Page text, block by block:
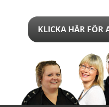
KLICKA HÄR FÖR